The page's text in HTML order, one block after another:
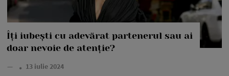
Îți iubești cu adevărat partenerul sau ai
doar nevoie de atenție?
— 13 iulie 2024